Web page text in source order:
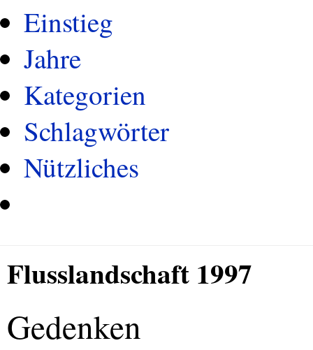
Einstieg
Jahre
Kategorien
Schlagwörter
Nützliches
Flusslandschaft 1997
Gedenken